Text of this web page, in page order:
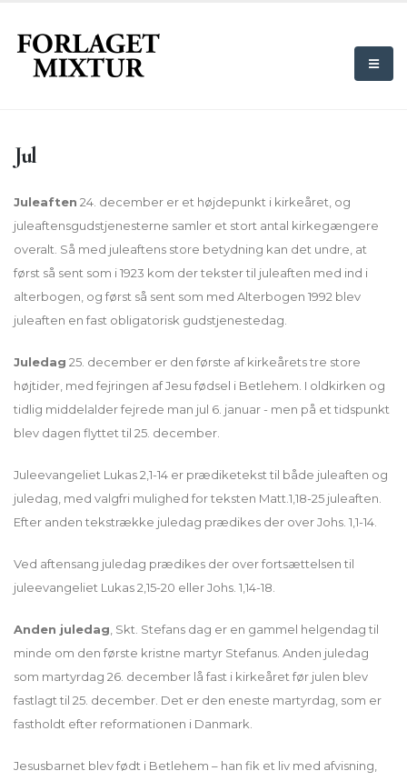
Jul
Juleaften 24. december er et højdepunkt i kirkeåret, og
juleaftensgudstjenesterne samler et stort antal kirkegængere
overalt. Så med juleaftens store betydning kan det undre, at
først så sent som i 1923 kom der tekster til juleaften med ind i
alterbogen, og først så sent som med Alterbogen 1992 blev
juleaften en fast obligatorisk gudstjenestedag.
Juledag 25. december er den første af kirkeårets tre store
højtider, med fejringen af Jesu fødsel i Betlehem. I oldkirken og
tidlig middelalder fejrede man jul 6. januar - men på et tidspunkt
blev dagen flyttet til 25. december.
Juleevangeliet Lukas 2,1-14 er prædiketekst til både juleaften og
juledag, med valgfri mulighed for teksten Matt.1,18-25 juleaften.
Efter anden tekstrække juledag prædikes der over Johs. 1,1-14.
Ved aftensang juledag prædikes der over fortsættelsen til
juleevangeliet Lukas 2,15-20 eller Johs. 1,14-18.
Anden juledag , Skt. Stefans dag er en gammel helgendag til
minde om den første kristne martyr Stefanus. Anden juledag
som martyrdag 26. december lå fast i kirkeåret før julen blev
fastlagt til 25. december. Det er den eneste martyrdag, som er
fastholdt efter reformationen i Danmark.
Jesusbarnet blev født i Betlehem – han fik et liv med afvisning,